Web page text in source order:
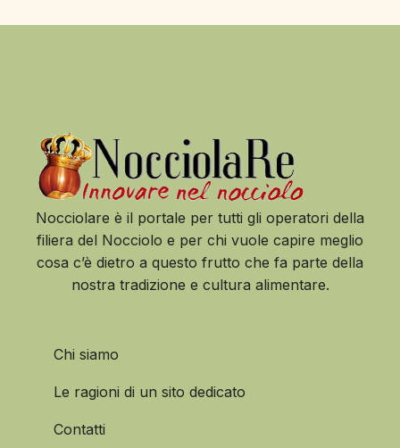
Nocciolare è il portale per tutti gli operatori della
filiera del Nocciolo e per chi vuole capire meglio
cosa c’è dietro a questo frutto che fa parte della
nostra tradizione e cultura alimentare.
Chi siamo
Le ragioni di un sito dedicato
Contatti